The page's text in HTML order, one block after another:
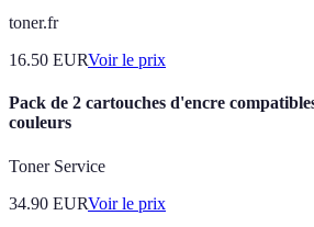
toner.fr
16.50 EURVoir le prix
Pack de 2 cartouches d'encre
couleurs
Toner Service
34.90 EURVoir le prix